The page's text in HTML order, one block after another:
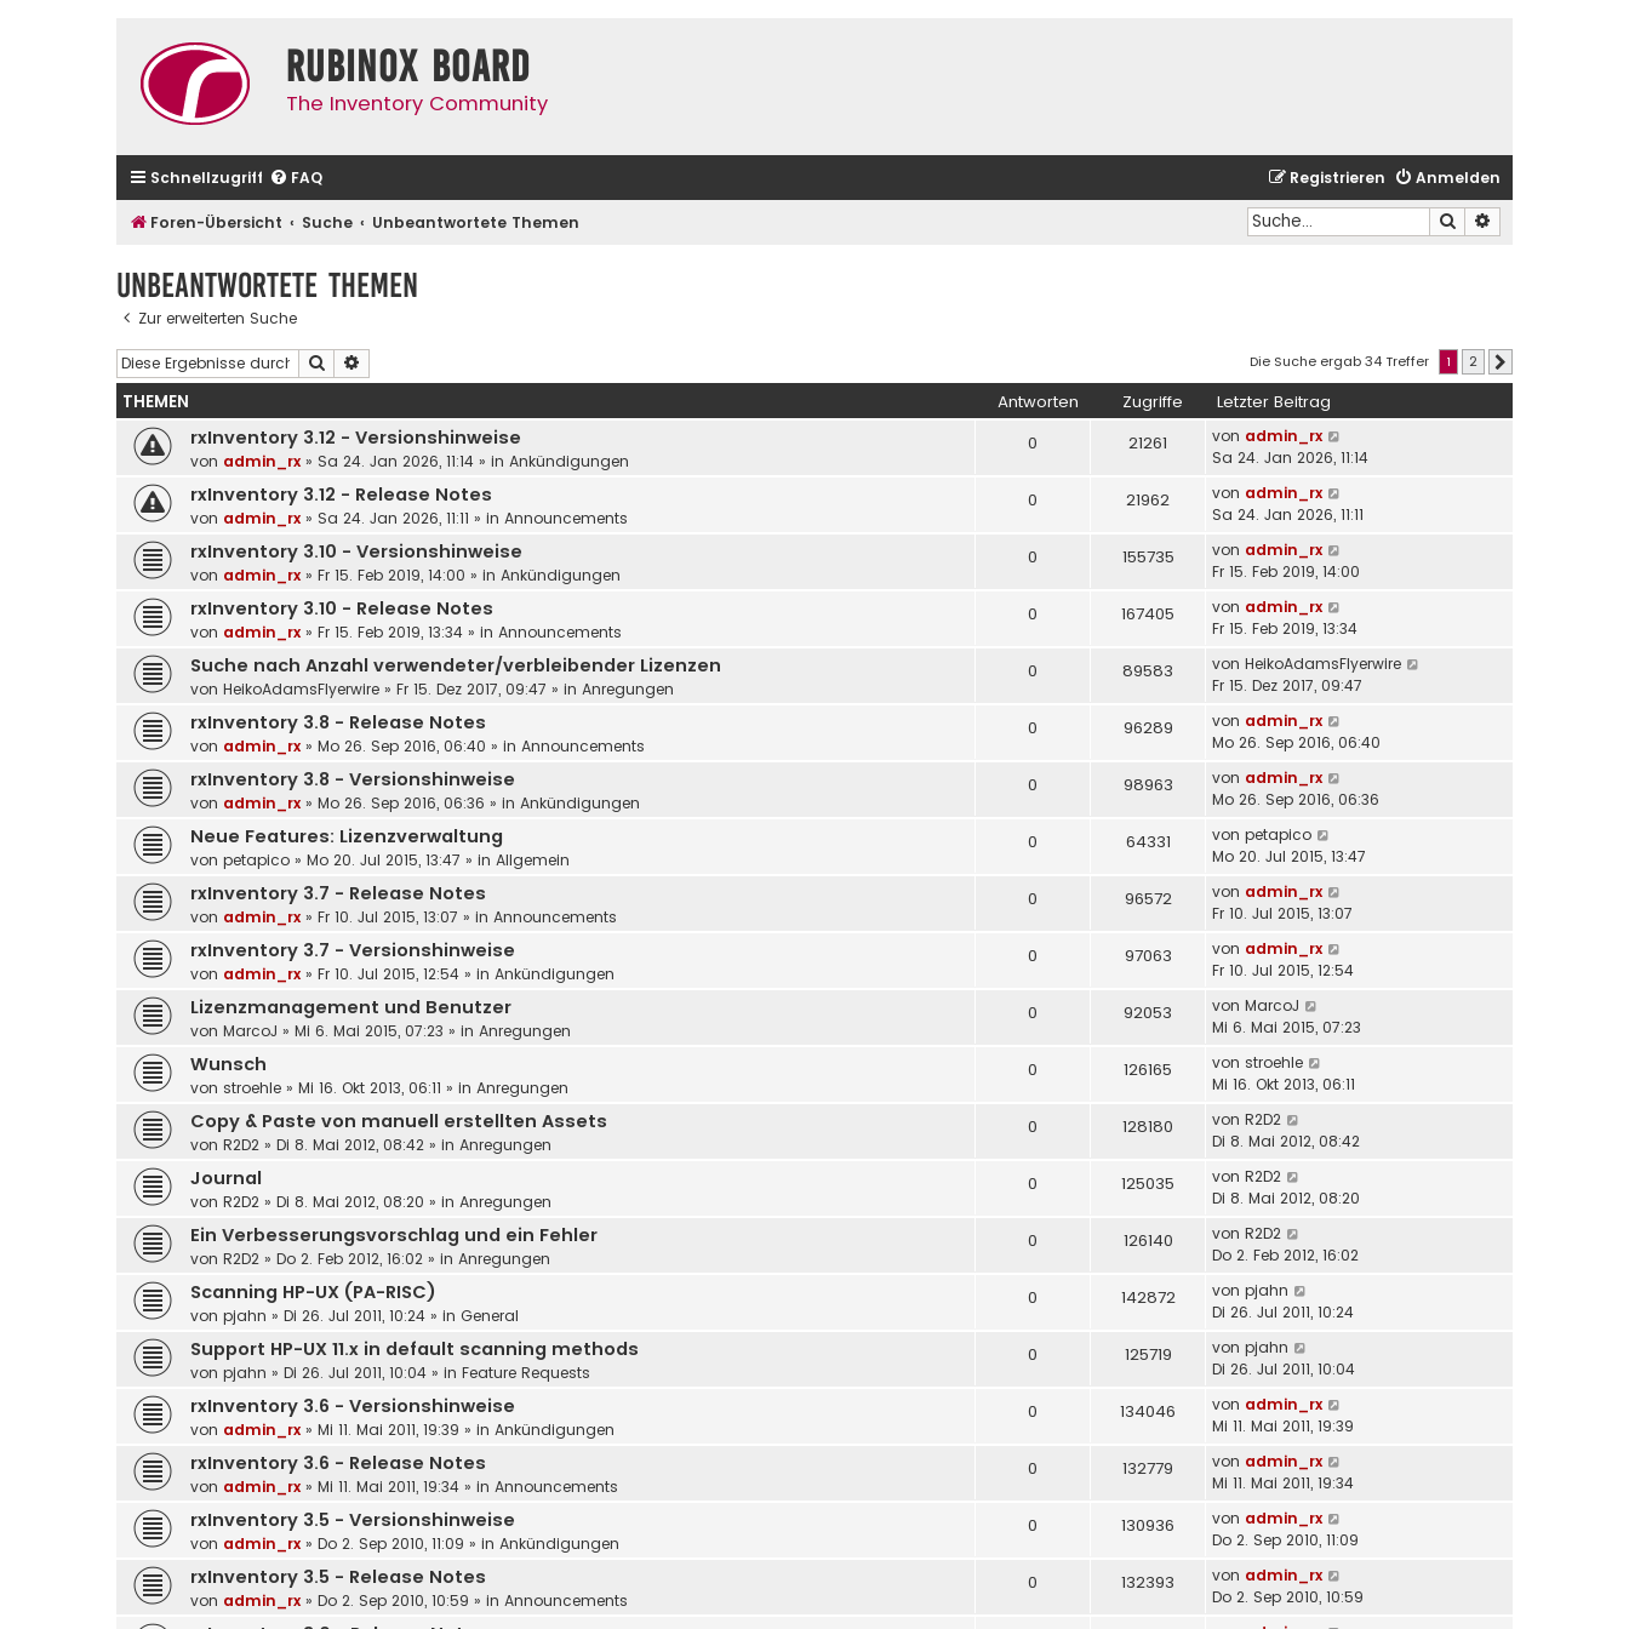
Rubinox Board
The Inventory Community
Schnellzugriff FAQ Anmelden
Registrieren
Foren-Übersicht Suche Unbeantwortete Themen Suche
Unbeantwortete Themen
Zur erweiterten Suche
Suche Die Suche ergab 34 Treffer 1 2
THEMEN Antworten Zugriffe Letzter Beitrag
rxInventory 3.12 - Versionshinweise
von admin_rx » Sa 24. Jan 2026, 11:14 » in Ankündigungen
0 21261 von admin_rx
Sa 24. Jan 2026, 11:14
rxInventory 3.12 - Release Notes
von admin_rx » Sa 24. Jan 2026, 11:11 » in Announcements
0 21962 von admin_rx
Sa 24. Jan 2026, 11:11
rxInventory 3.10 - Versionshinweise
von admin_rx » Fr 15. Feb 2019, 14:00 » in Ankündigungen
0 155735 von admin_rx
Fr 15. Feb 2019, 14:00
rxInventory 3.10 - Release Notes
von admin_rx » Fr 15. Feb 2019, 13:34 » in Announcements
0 167405 von admin_rx
Fr 15. Feb 2019, 13:34
Suche nach Anzahl verwendeter/verbleibender Lizenzen
von HeikoAdamsFlyerwire » Fr 15. Dez 2017, 09:47 » in Anregungen
0 89583 von HeikoAdamsFlyerwire
Fr 15. Dez 2017, 09:47
rxInventory 3.8 - Release Notes
von admin_rx » Mo 26. Sep 2016, 06:40 » in Announcements
0 96289 von admin_rx
Mo 26. Sep 2016, 06:40
rxInventory 3.8 - Versionshinweise
von admin_rx » Mo 26. Sep 2016, 06:36 » in Ankündigungen
0 98963 von admin_rx
Mo 26. Sep 2016, 06:36
Neue Features: Lizenzverwaltung
von petapico » Mo 20. Jul 2015, 13:47 » in Allgemein
0 64331 von petapico
Mo 20. Jul 2015, 13:47
rxInventory 3.7 - Release Notes
von admin_rx » Fr 10. Jul 2015, 13:07 » in Announcements
0 96572 von admin_rx
Fr 10. Jul 2015, 13:07
rxInventory 3.7 - Versionshinweise
von admin_rx » Fr 10. Jul 2015, 12:54 » in Ankündigungen
0 97063 von admin_rx
Fr 10. Jul 2015, 12:54
Lizenzmanagement und Benutzer
von MarcoJ » Mi 6. Mai 2015, 07:23 » in Anregungen
0 92053 von MarcoJ
Mi 6. Mai 2015, 07:23
Wunsch
von stroehle » Mi 16. Okt 2013, 06:11 » in Anregungen
0 126165 von stroehle
Mi 16. Okt 2013, 06:11
Copy & Paste von manuell erstellten Assets
von R2D2 » Di 8. Mai 2012, 08:42 » in Anregungen
0 128180 von R2D2
Di 8. Mai 2012, 08:42
Journal
von R2D2 » Di 8. Mai 2012, 08:20 » in Anregungen
0 125035 von R2D2
Di 8. Mai 2012, 08:20
Ein Verbesserungsvorschlag und ein Fehler
von R2D2 » Do 2. Feb 2012, 16:02 » in Anregungen
0 126140 von R2D2
Do 2. Feb 2012, 16:02
Scanning HP-UX (PA-RISC)
von pjahn » Di 26. Jul 2011, 10:24 » in General
0 142872 von pjahn
Di 26. Jul 2011, 10:24
Support HP-UX 11.x in default scanning methods
von pjahn » Di 26. Jul 2011, 10:04 » in Feature Requests
0 125719 von pjahn
Di 26. Jul 2011, 10:04
rxInventory 3.6 - Versionshinweise
von admin_rx » Mi 11. Mai 2011, 19:39 » in Ankündigungen
0 134046 von admin_rx
Mi 11. Mai 2011, 19:39
rxInventory 3.6 - Release Notes
von admin_rx » Mi 11. Mai 2011, 19:34 » in Announcements
0 132779 von admin_rx
Mi 11. Mai 2011, 19:34
rxInventory 3.5 - Versionshinweise
von admin_rx » Do 2. Sep 2010, 11:09 » in Ankündigungen
0 130936 von admin_rx
Do 2. Sep 2010, 11:09
rxInventory 3.5 - Release Notes
von admin_rx » Do 2. Sep 2010, 10:59 » in Announcements
0 132393 von admin_rx
Do 2. Sep 2010, 10:59